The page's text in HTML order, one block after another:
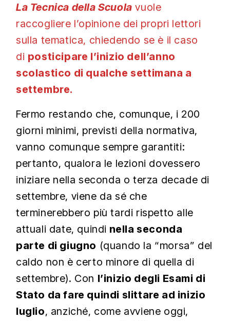
La Tecnica della Scuola vuole
raccogliere l’opinione dei propri lettori
sulla tematica, chiedendo se è il caso
di posticipare l’inizio dell’anno
scolastico di qualche settimana a
settembre.
Fermo restando che, comunque, i 200
giorni minimi, previsti della normativa,
vanno comunque sempre garantiti:
pertanto, qualora le lezioni dovessero
iniziare nella seconda o terza decade di
settembre, viene da sé che
terminerebbero più tardi rispetto alle
attuali date, quindi nella seconda
parte di giugno (quando la “morsa” del
caldo non è certo minore di quella di
settembre). Con l’inizio degli Esami di
Stato da fare quindi slittare ad inizio
luglio, anziché, come avviene oggi,